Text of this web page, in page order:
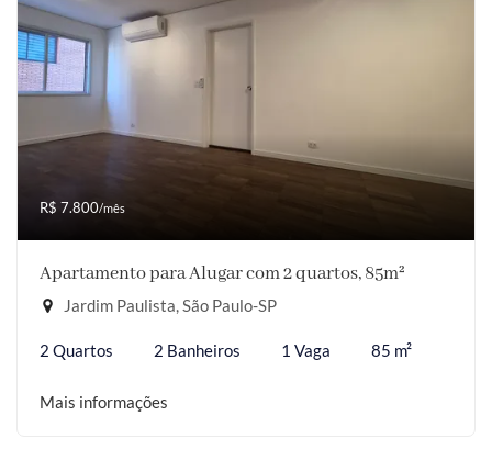
R$ 7.800/mês
Apartamento para Alugar com 2 quartos, 85m²
Jardim Paulista, São Paulo-SP
2 Quartos 2 Banheiros 1 Vaga 85 m²
Mais informações